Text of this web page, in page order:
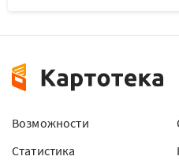
Возможности
Статистика